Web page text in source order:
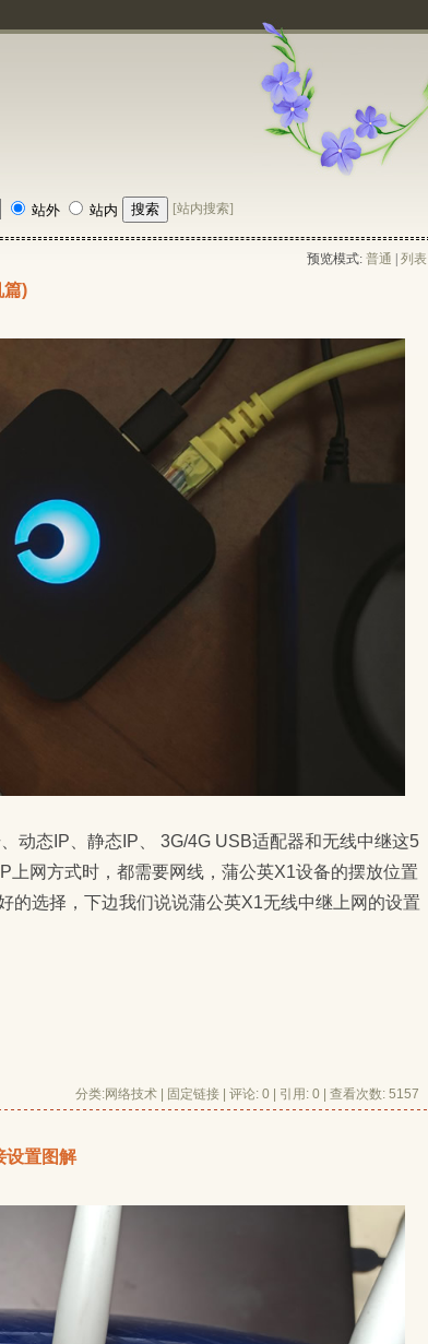
站外 站内 [站内搜索]
预览模式: 普通 列表
篇)
动态IP、静态IP、 3G/4G USB适配器和无线中继这5
上网方式时，都需要网线，蒲公英X1设备的摆放位置
的选择，下边我们说说蒲公英X1无线中继上网的设置
分类:网络技术 固定链接 评论: 0 | 引用: 0 | 查看次数: 5157
设置图解